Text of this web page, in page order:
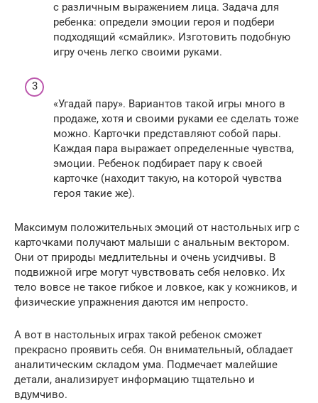
с различным выражением лица. Задача для
ребенка: определи эмоции героя и подбери
подходящий «смайлик». Изготовить подобную
игру очень легко своими руками.
«Угадай пару». Вариантов такой игры много в
продаже, хотя и своими руками ее сделать тоже
можно. Карточки представляют собой пары.
Каждая пара выражает определенные чувства,
эмоции. Ребенок подбирает пару к своей
карточке (находит такую, на которой чувства
героя такие же).
Максимум положительных эмоций от настольных игр с
карточками получают малыши с анальным вектором.
Они от природы медлительны и очень усидчивы. В
подвижной игре могут чувствовать себя неловко. Их
тело вовсе не такое гибкое и ловкое, как у кожников, и
физические упражнения даются им непросто.
А вот в настольных играх такой ребенок сможет
прекрасно проявить себя. Он внимательный, обладает
аналитическим складом ума. Подмечает малейшие
детали, анализирует информацию тщательно и
вдумчиво.